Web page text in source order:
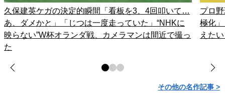
久保建英ケガの決定的瞬間「看板を3、4回叩いて…
あ、ダメかと」「じつは一度走っていた」“NHKに
映らない”W杯オランダ戦、カメラマンは間近で撮っ
た
プロ
極化
えた
その他の名作記事 >